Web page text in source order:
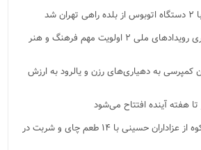
توسعه باغ هنر و برگزاری رویدادهای ملی ۲ اولویت مهم فرهنگ و هنر
نیسان کمپرسی به دهیاری‌های رزن و یالرود به ارزش
هفته آینده افتتاح می‌شود
پذیرایی متفاوت و باشکوه از عزاداران حسینی با ۱۴ طعم چای و شربت در